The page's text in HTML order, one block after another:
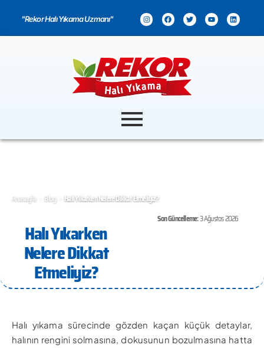
"Rekor Halı Yıkama Uzmanı"
Anasayfa Blog Halı Yıkarken Nelere Dikkat Etmeliyiz?
Halı Yıkarken
Nelere Dikkat
Etmeliyiz?
Son Güncelleme:3 Ağustos 2026
Halı yıkama sürecinde gözden kaçan küçük detaylar,
halının rengini solmasına, dokusunun bozulmasına hatta